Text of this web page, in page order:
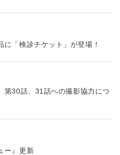
「検診チケット」が登場！
第30話、31話への撮影協力につ
ー』更新